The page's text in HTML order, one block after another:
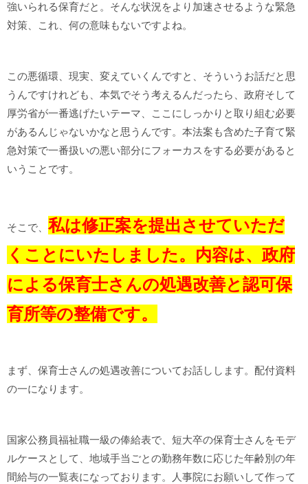
強いられる保育だと。そんな状況をより加速させるような緊急
対策、これ、何の意味もないですよね。
この悪循環、現実、変えていくんですと、そういうお話だと思
うんですけれども、本気でそう考えるんだったら、政府そして
厚労省が一番逃げたいテーマ、ここにしっかりと取り組む必要
があるんじゃないかなと思うんです。本法案も含めた子育て緊
急対策で一番扱いの悪い部分にフォーカスをする必要があると
いうことです。
そこで、 私は修正案を提出させていただ
くことにいたしました。内容は、政府
による保育士さんの処遇改善と認可保
育所等の整備です。
まず、保育士さんの処遇改善についてお話しします。配付資料
の一になります。
国家公務員福祉職一級の俸給表で、短大卒の保育士さんをモデ
ルケースとして、地域手当ごとの勤務年数に応じた年齢別の年
間給与の一覧表になっております。人事院にお願いして作って